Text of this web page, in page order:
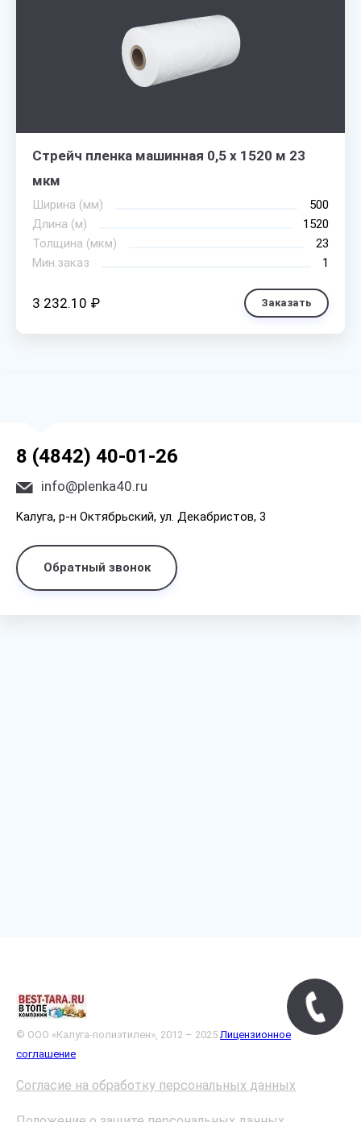
Стрейч пленка машинная 0,5 х 1520 м 23
мкм
Ширина (мм)
500
Длина (м)
1520
Толщина (мкм)
23
Мин.заказ
1
3 232.10 ₽ Заказать
8 (4842) 40-01-26
info@plenka40.ru
Kaлyгa, p-н Oктябpьcкий, yл. Дeкaбpиcтoв, 3
Обратный звонок
© ООО «Калуга-полиэтилен», 2012 – 2025 Лицензионное
соглашение
Согласие на обработку персональных данных